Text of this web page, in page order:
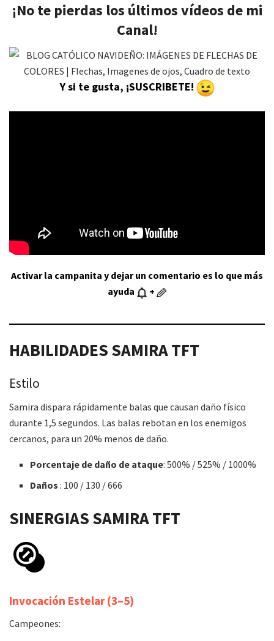
¡No te pierdas los últimos vídeos de mi
Canal!
Y si te gusta, ¡SUSCRIBETE!
Activar la campanita y dejar un comentario es lo que más
ayuda
+
HABILIDADES SAMIRATFT
Estilo
Samira dispara rápidamente balas que causan daño físico
durante 1,5 segundos. Las balas rebotan en los enemigos
cercanos, para un 20% menos de daño.
Porcentaje de daño de ataque: 500% / 525% / 1000%
Daños : 100 / 130 / 666
SINERGIAS SAMIRATFT
Invocación Estelar (3–5)
Campeones: